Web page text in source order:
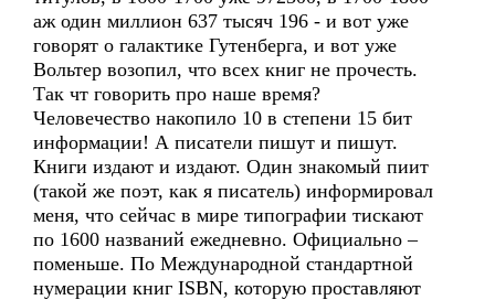
аж один миллион 637 тысяч 196 - и вот уже
говорят о галактике Гутенберга, и вот уже
Вольтер возопил, что всех книг не прочесть.
Так чт говорить про наше время?
Человечество накопило 10 в степени 15 бит
информации! А писатели пишут и пишут.
Книги издают и издают. Один знакомый пиит
(такой же поэт, как я писатель) информировал
меня, что сейчас в мире типографии тискают
по 1600 названий ежедневно. Официально –
поменьше. По Международной стандартной
нумерации книг ISBN, которую проставляют